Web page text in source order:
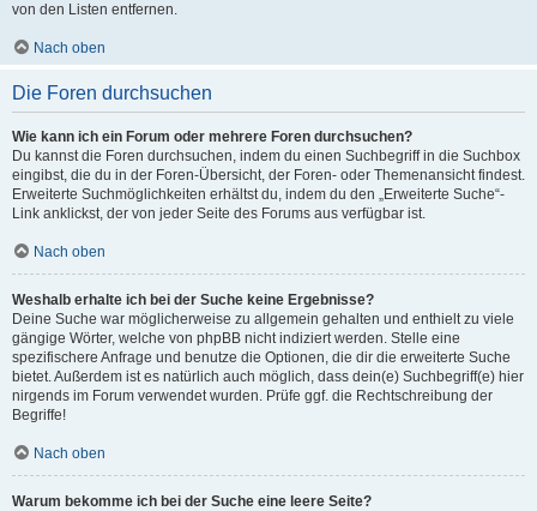
von den Listen entfernen.
Nach oben
Die Foren durchsuchen
Wie kann ich ein Forum oder mehrere Foren durchsuchen?
Du kannst die Foren durchsuchen, indem du einen Suchbegriff in die Suchbox
eingibst, die du in der Foren-Übersicht, der Foren- oder Themenansicht findest.
Erweiterte Suchmöglichkeiten erhältst du, indem du den „Erweiterte Suche“-
Link anklickst, der von jeder Seite des Forums aus verfügbar ist.
Nach oben
Weshalb erhalte ich bei der Suche keine Ergebnisse?
Deine Suche war möglicherweise zu allgemein gehalten und enthielt zu viele
gängige Wörter, welche von phpBB nicht indiziert werden. Stelle eine
spezifischere Anfrage und benutze die Optionen, die dir die erweiterte Suche
bietet. Außerdem ist es natürlich auch möglich, dass dein(e) Suchbegriff(e) hier
nirgends im Forum verwendet wurden. Prüfe ggf. die Rechtschreibung der
Begriffe!
Nach oben
Warum bekomme ich bei der Suche eine leere Seite?